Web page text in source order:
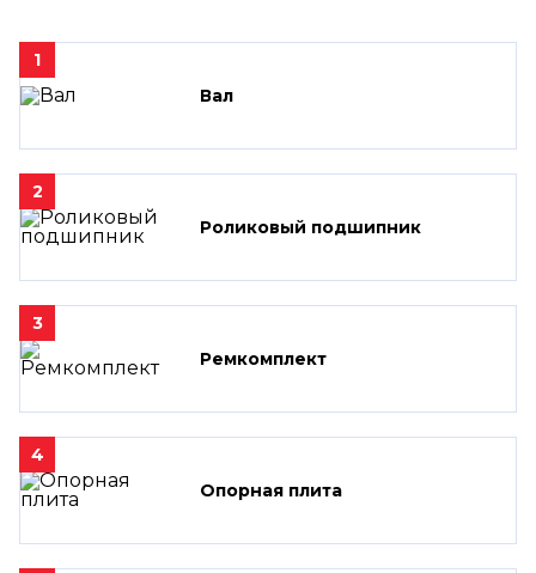
1
Вал
2
Роликовый подшипник
3
Ремкомплект
4
Опорная плита